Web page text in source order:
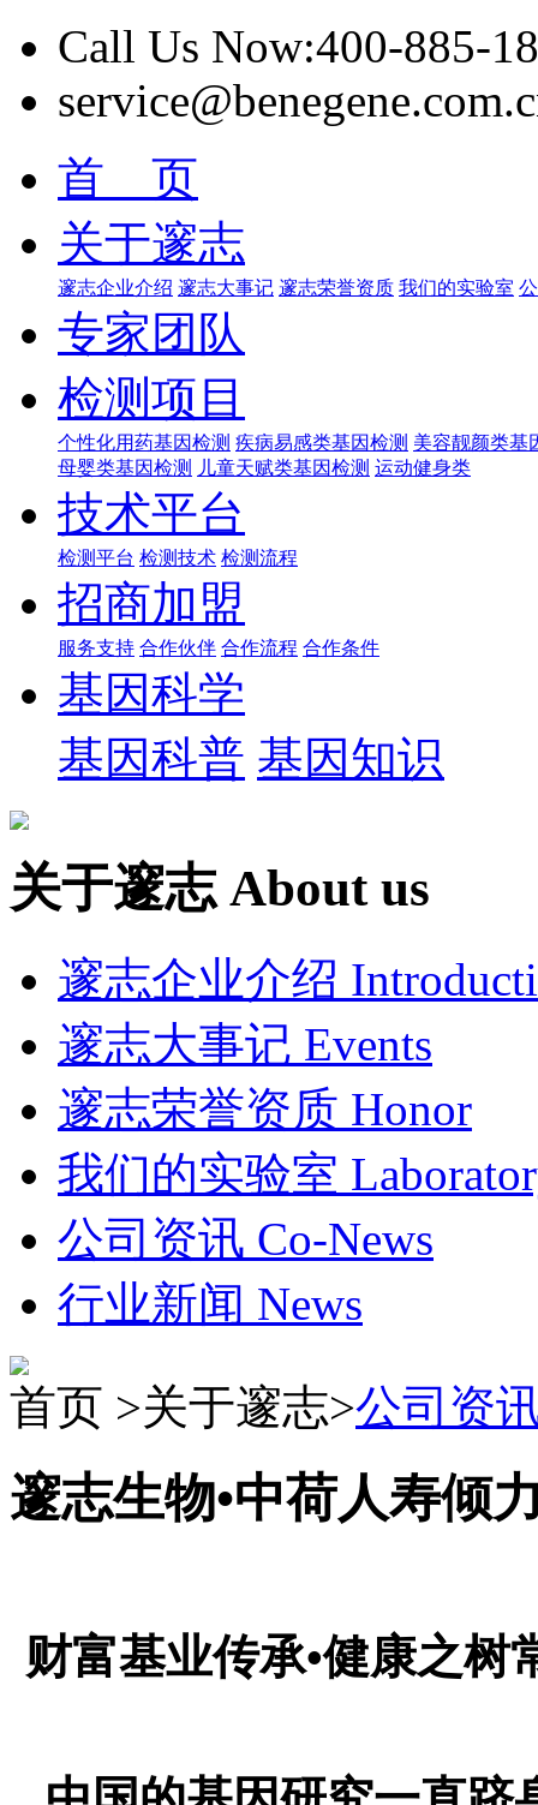
Call Us Now:400-885-
首 页
关于邃志
邃志企业介绍 邃志大事记 邃志荣誉资质 我们的实验室
专家团队
检测项目
个性化用药基因检测 疾病易感类基因检测 美容靓颜类基
母婴类基因检测
儿童天赋类基因检测 运动健身类
技术平台
检测平台 检测技术 检测流程
招商加盟
服务支持 合作伙伴 合作流程 合作条件
基因科学
基因科普 基因知识
关于邃志 About us
邃志企业介绍
邃志大事记 Events
邃志荣誉资质 Honor
我们的实验室
公司资讯 Co-News
行业新闻 News
首页 >关于邃志>公司资
邃志生物•中荷人寿倾
财富基业传承•健康之树